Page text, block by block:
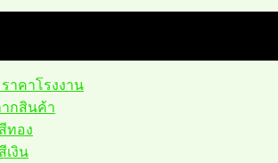
าคาโรงงาน
กสินค้า
ทอง
เงิน